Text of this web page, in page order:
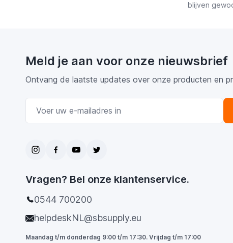
blijven
Meld je aan voor onze nieuwsbrief
Ontvang de laatste updates over onze producten en
Vragen? Bel onze klantenservice.
0544 700200
helpdeskNL@sbsupply.eu
Maandag t/m donderdag 9:00 t/m 17:30. Vrijdag t/m 17:00